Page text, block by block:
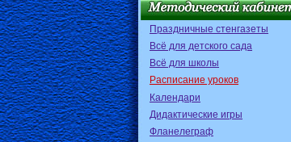
Праздничные стенгазеты
Всё для детского сада
Всё для школы
Расписание уроков
Календари
Дидактические игры
Фланелеграф